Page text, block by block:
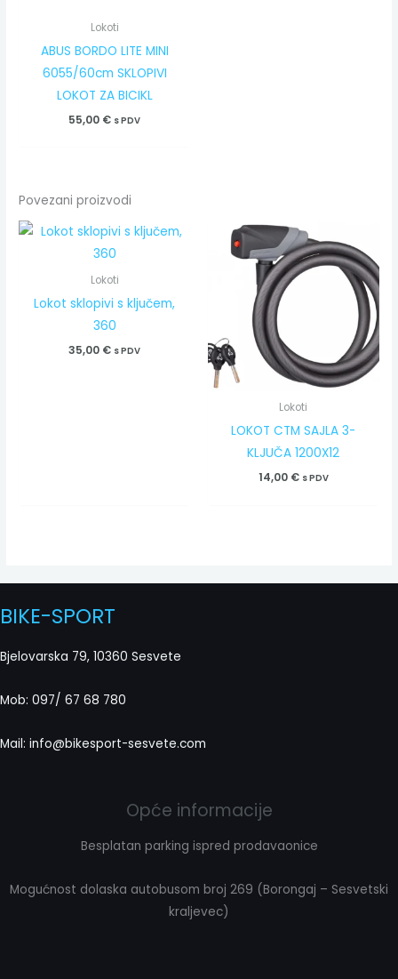
Lokoti
ABUS BORDO LITE MINI
6055/60cm SKLOPIVI
LOKOT ZA BICIKL
55,00 € s PDV
Povezani proizvodi
Lokoti
Lokot sklopivi s ključem,
360
35,00 € s PDV
Lokoti
LOKOT CTM SAJLA 3-
KLJUČA 1200X12
14,00 € s PDV
BIKE-SPORT
Bjelovarska 79, 10360 Sesvete
Mob: 097/ 67 68 780
Mail: info@bikesport-sesvete.com
Opće informacije
Besplatan parking ispred prodavaonice
Mogućnost dolaska autobusom broj 269 (Borongaj – Sesvetski
kraljevec)